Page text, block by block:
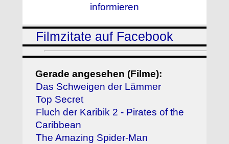
informieren
Filmzitate auf Facebook
Gerade angesehen (Filme):
Das Schweigen der Lämmer
Top Secret
Fluch der Karibik 2 - Pirates of the
Caribbean
The Amazing Spider-Man